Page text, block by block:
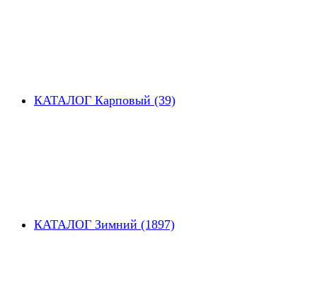
КАТАЛОГ Карповый (39)
КАТАЛОГ Зимний (1897)